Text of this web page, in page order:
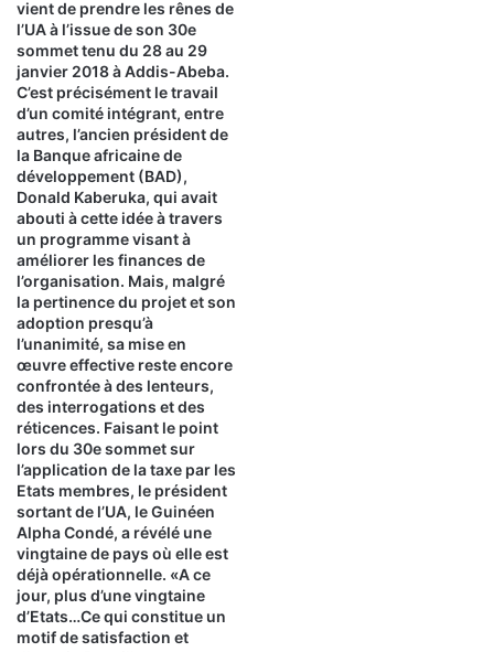
vient de prendre les rênes de
l’UA à l’issue de son 30e
sommet tenu du 28 au 29
janvier 2018 à Addis-Abeba.
C’est précisément le travail
d’un comité intégrant, entre
autres, l’ancien président de
la Banque africaine de
développement (BAD),
Donald Kaberuka, qui avait
abouti à cette idée à travers
un programme visant à
améliorer les finances de
l’organisation. Mais, malgré
la pertinence du projet et son
adoption presqu’à
l’unanimité, sa mise en
œuvre effective reste encore
confrontée à des lenteurs,
des interrogations et des
réticences. Faisant le point
lors du 30e sommet sur
l’application de la taxe par les
Etats membres, le président
sortant de l’UA, le Guinéen
Alpha Condé, a révélé une
vingtaine de pays où elle est
déjà opérationnelle. «A ce
jour, plus d’une vingtaine
d’Etats…Ce qui constitue un
motif de satisfaction et